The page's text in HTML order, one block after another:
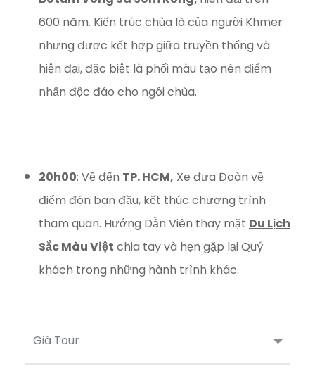
Giá Tour
600 năm. Kiến trúc chùa là của người Khmer
nhưng được kết hợp giữa truyền thống và
hiện đại, đặc biệt là phối màu tạo nên điểm
nhấn độc đáo cho ngôi chùa.
20h00: Về đến TP. HCM, Xe đưa Đoàn về
điểm đón ban đầu, kết thúc chương trình
tham quan. Hướng Dẫn Viên thay mặt Du Lịch
Sắc Màu Việt chia tay và hẹn gặp lại Quý
khách trong những hành trình khác.